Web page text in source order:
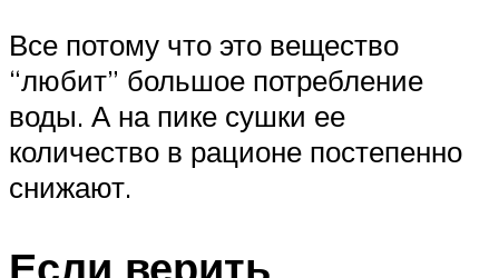
Все потому что это вещество
“любит” большое потребление
воды. А на пике сушки ее
количество в рационе постепенно
снижают.